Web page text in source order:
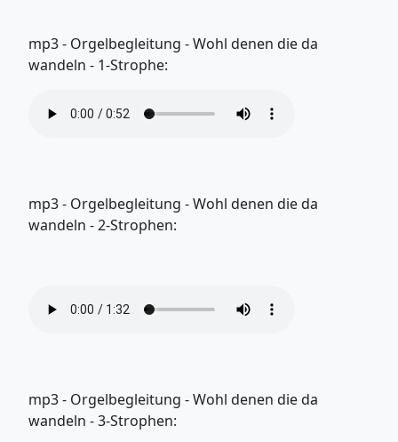
mp3 - Orgelbegleitung - Wohl denen die da
wandeln - 1-Strophe:
mp3 - Orgelbegleitung - Wohl denen die da
wandeln - 2-Strophen:
mp3 - Orgelbegleitung - Wohl denen die da
wandeln - 3-Strophen: